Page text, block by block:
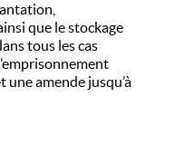
que le stockage
tous les cas
une amende jusqu’à